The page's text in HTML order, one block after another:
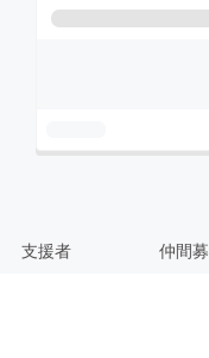
支援者 仲間